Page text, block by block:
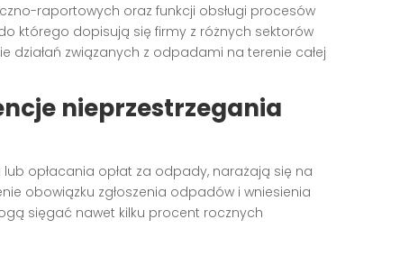
raportowych oraz funkcji obsługi procesów
którego dopisują się firmy z różnych sektorów
związanych z odpadami na terenie całej
nieprzestrzegania
opłacania opłat za odpady, narażają się na
obowiązku zgłoszenia odpadów i wniesienia
sięgać nawet kilku procent rocznych